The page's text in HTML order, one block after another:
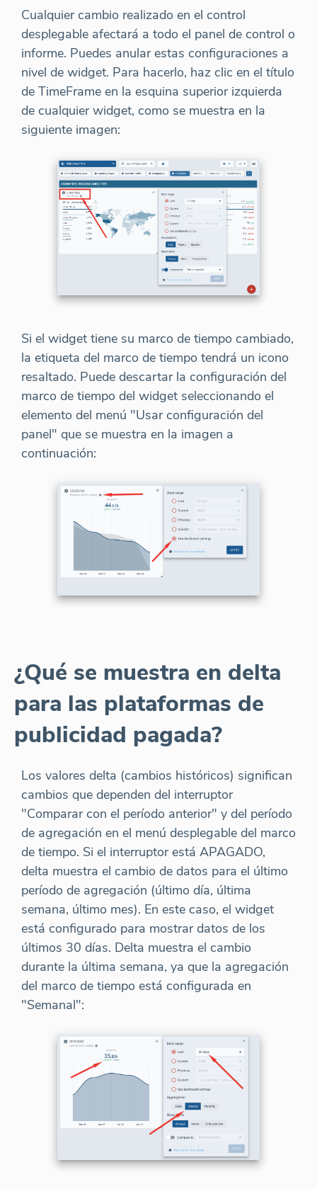
Cualquier cambio realizado en el control
desplegable afectará a todo el panel de control o
informe. Puedes anular estas configuraciones a
nivel de widget. Para hacerlo, haz clic en el título
de TimeFrame en la esquina superior izquierda
de cualquier widget, como se muestra en la
siguiente imagen:
Si el widget tiene su marco de tiempo cambiado,
la etiqueta del marco de tiempo tendrá un icono
resaltado. Puede descartar la configuración del
marco de tiempo del widget seleccionando el
elemento del menú "Usar configuración del
panel" que se muestra en la imagen a
continuación:
¿Qué se muestra en delta
para las plataformas de
publicidad pagada?
Los valores delta (cambios históricos) significan
cambios que dependen del interruptor
"Comparar con el período anterior" y del período
de agregación en el menú desplegable del marco
de tiempo. Si el interruptor está APAGADO,
delta muestra el cambio de datos para el último
período de agregación (último día, última
semana, último mes). En este caso, el widget
está configurado para mostrar datos de los
últimos 30 días. Delta muestra el cambio
durante la última semana, ya que la agregación
del marco de tiempo está configurada en
"Semanal":